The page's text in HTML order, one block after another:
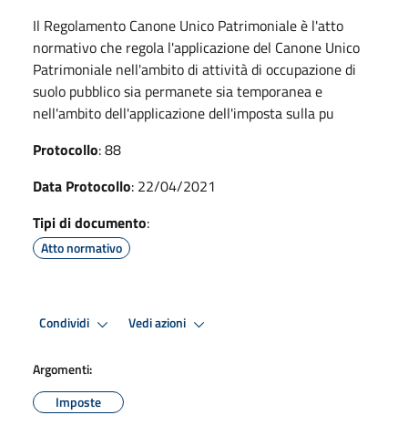
Il Regolamento Canone Unico Patrimoniale è l'atto
normativo che regola l'applicazione del Canone Unico
Patrimoniale nell'ambito di attività di occupazione di
suolo pubblico sia permanete sia temporanea e
nell'ambito dell'applicazione dell'imposta sulla pu
Protocollo: 88
Data Protocollo: 22/04/2021
Tipi di documento:
Atto normativo
Condividi Vedi azioni
Argomenti:
Imposte